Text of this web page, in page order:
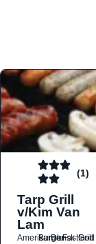
(1)
Tarp Grill
v/Kim Van
Lam
Amerikansk
BurgerDanskFastfood
Grill